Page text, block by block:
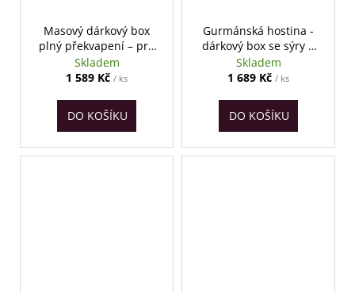
Masový dárkový box
plný překvapení – pro
masožrouty
Skladem
1 589 Kč / ks
DO KOŠÍKU
Gurmánská hostina -
dárkový box se sýry a
uzeninami
Skladem
1 689 Kč / ks
DO KOŠÍKU